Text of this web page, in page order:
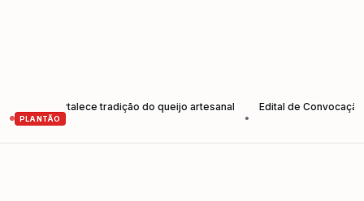
PLANTÃO
e fortalece tradição do queijo artesanal
Edital de Convocação